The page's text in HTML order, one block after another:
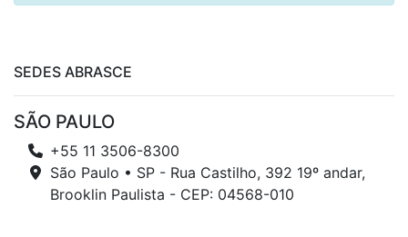
SEDES ABRASCE
SÃO PAULO
+55 11 3506-8300
São Paulo • SP - Rua Castilho, 392 19º andar,
Brooklin Paulista - CEP: 04568-010